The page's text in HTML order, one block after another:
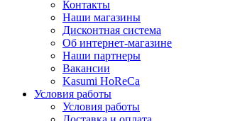
Контакты
Наши магазины
Дисконтная система
Об интернет-магазине
Наши партнеры
Вакансии
Kasumi HoReCa
Условия работы
Условия работы